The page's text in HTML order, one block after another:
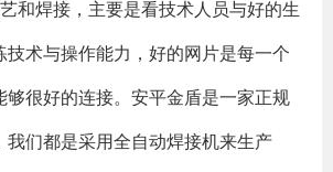
和焊接，主要是看技术人员与好的生
技术与操作能力，好的网片是每一个
够很好的连接。安平金盾是一家正规
我们都是采用全自动焊接机来生产